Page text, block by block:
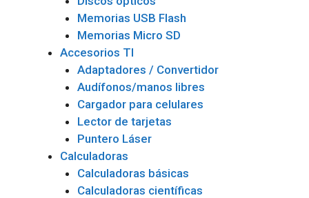
Memorias USB Flash
Memorias Micro SD
Accesorios TI
Adaptadores / Convertidor
Audífonos/manos libres
Cargador para celulares
Lector de tarjetas
Puntero Láser
Calculadoras
Calculadoras básicas
Calculadoras científicas